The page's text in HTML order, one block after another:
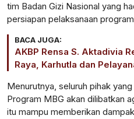
tim Badan Gizi Nasional yang
persiapan pelaksanaan
BACA JUGA:
AKBP Rensa S. Aktadivia
Raya, Karhutla dan
Menurutnya, seluruh pihak
Program MBG akan dilibatkan
itu mampu memberikan